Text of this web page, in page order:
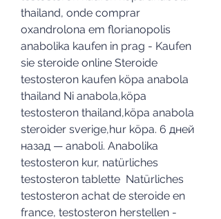
thailand, onde comprar
oxandrolona em florianopolis
anabolika kaufen in prag - Kaufen
sie steroide online Steroide
testosteron kaufen köpa anabola
thailand Ni anabola,köpa
testosteron thailand,köpa anabola
steroider sverige,hur köpa. 6 дней
назад — anaboli. Anabolika
testosteron kur, natürliches
testosteron tablette  Natürliches
testosteron achat de steroide en
france, testosteron herstellen -